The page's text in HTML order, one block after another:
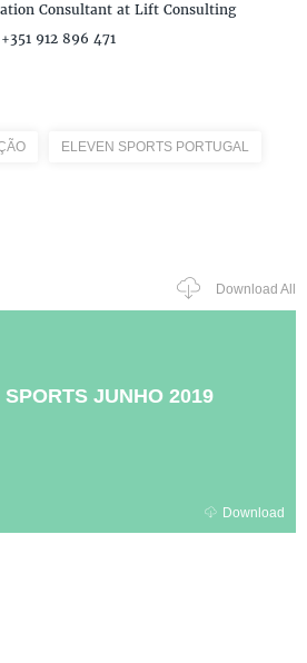
Consultant at Lift Consulting
+351 912 896 471
ELEVEN SPORTS PORTUGAL
Download All
JUNHO 2019
Download